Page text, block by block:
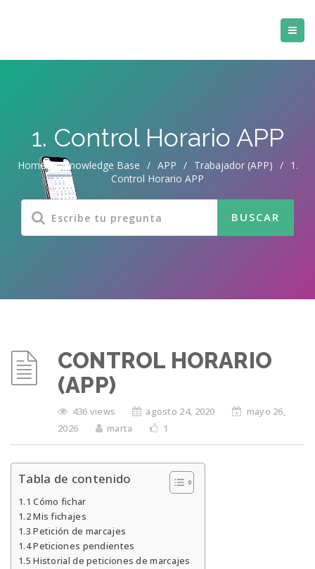
1. Control Horario APP
Home / Knowledge Base / APP / Trabajador (APP) /
1.
Control Horario APP
CONTROL HORARIO
(APP)
436 views agosto 24, 2020
mayo 26,
2026
marta 1
Tabla de contenido
1.1 Cómo fichar
1.2 Mis fichajes
1.3 Petición de marcajes
1.4 Peticiones pendientes
1.5 Historial de peticiones de marcajes